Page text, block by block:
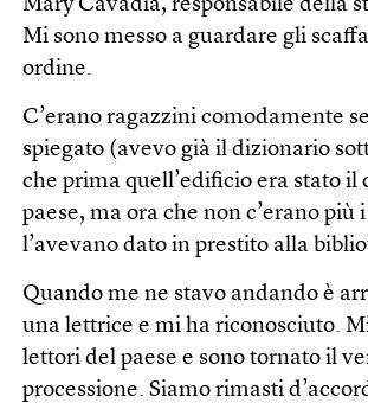
Mary Cavadía, responsabile della
Mi sono messo a guardare gli
ordine.
C’erano ragazzini comodamente
spiegato (avevo già il dizionario
che prima quell’edificio era stato
paese, ma ora che non c’erano
l’avevano dato in prestito alla
Quando me ne stavo andando è
una lettrice e mi ha riconosciuto.
lettori del paese e sono tornato il
processione. Siamo rimasti